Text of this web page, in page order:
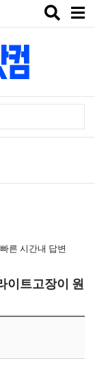
Toggle
른 시간내 답변
이트고장이 원